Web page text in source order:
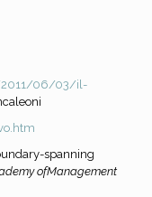
2011/06/03/il-
spanning
ofManagement